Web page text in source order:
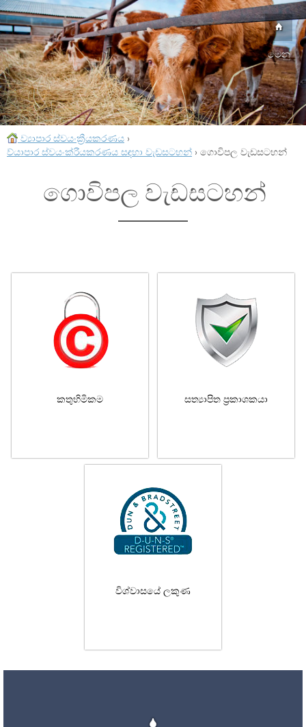
මෙනු
ව්‍යාපාර ස්වයංක්‍රීයකරණය ›
ව්යාපාර ස්වයංක්රීයකරණය සඳහා වැඩසටහන් › ගොවිපල වැඩසටහන්
ගොවිපල වැඩසටහන්
කතුහිමිකම සත්‍යාපිත ප්‍රකාශකයා
විශ්වාසයේ ලකුණ